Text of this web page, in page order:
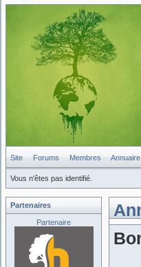
Site Forums Membres Annuaire
Vous n'êtes pas identifié.
Partenaires
Partenaire